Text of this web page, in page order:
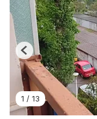
1 / 13
Previous